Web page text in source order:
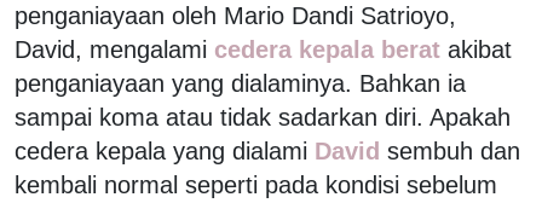
penganiayaan oleh Mario Dandi Satrioyo,
David, mengalami cedera kepala berat akibat
penganiayaan yang dialaminya. Bahkan ia
sampai koma atau tidak sadarkan diri. Apakah
cedera kepala yang dialami David sembuh dan
kembali normal seperti pada kondisi sebelum